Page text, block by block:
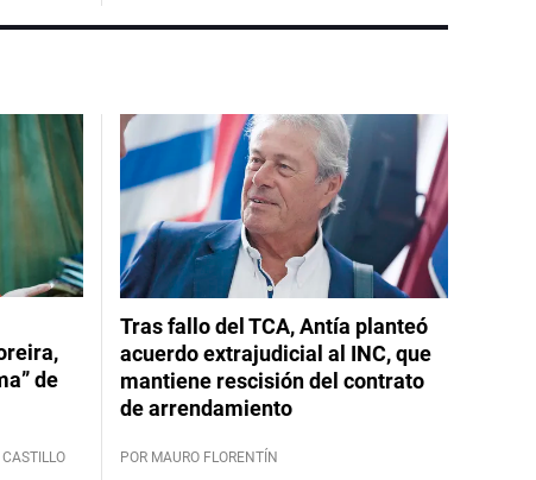
de
Tras fallo del TCA, Antía planteó
acuerdo extrajudicial al INC, que
mantiene rescisión del contrato
de arrendamiento
POR MAURO FLORENTÍN